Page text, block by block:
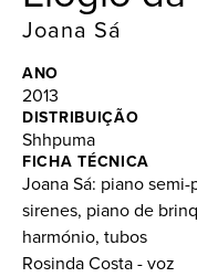
Joana Sá
ANO
2013
DISTRIBUIÇÃO
Shhpuma
FICHA TÉCNICA
Joana Sá: piano
sirenes, piano de
harmónio, tubos
Rosinda Costa - voz